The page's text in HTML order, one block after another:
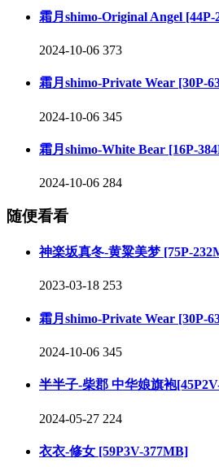
霜月shimo-Original Angel
2024-10-06 373
霜月shimo-Private Wear [30P-
2024-10-06 345
霜月shimo-White Bear [16P-
2024-10-06 284
随便看看
神楽坂真冬-黄粱美梦 [75P-
2023-03-18 253
霜月shimo-Private Wear [30P-
2024-10-06 345
半半子-柴郡 中华娘旗袍
2024-05-27 224
衣衣-修女 [59P3V-377MB]